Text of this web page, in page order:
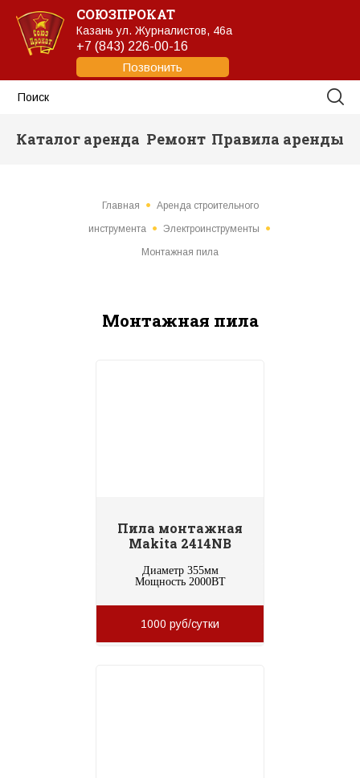
СОЮЗПРОКАТ
Казань ул. Журналистов, 46а
+7 (843) 226-00-16
Позвонить
Каталог аренда Ремонт Правила аренды
Главная Аренда строительного
инструмента Электроинструменты
Монтажная пила
Монтажная пила
Пила монтажная
Makita 2414NB
Диаметр 355мм
Мощность 2000ВТ
1000 руб/сутки